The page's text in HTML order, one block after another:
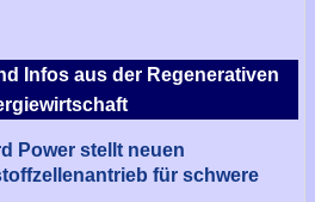
Infos aus der Regenerativen
Power stellt neuen
für schwere